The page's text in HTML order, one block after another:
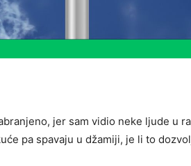
jer sam vidio neke ljude u
pa spavaju u džamiji, je li to